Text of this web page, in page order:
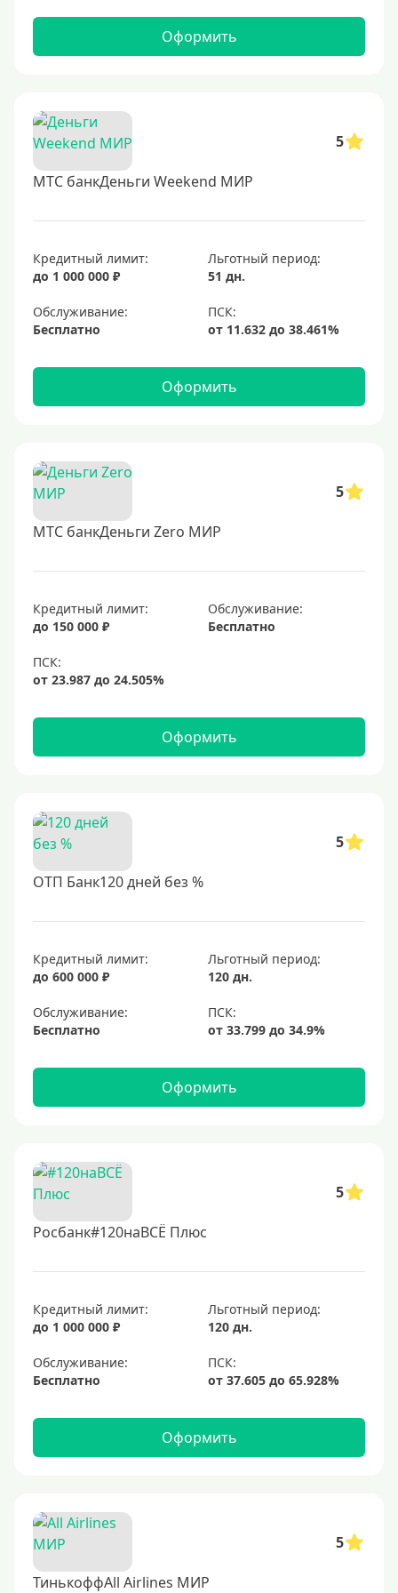
Оформить
5
МТС банкДеньги Weekend МИР
Кредитный лимит:
до 1 000 000 ₽
Льготный период:
51 дн.
Обслуживание:
Бесплатно
Оформить
5
МТС банкДеньги Zero МИР
Кредитный лимит:
до 150 000 ₽
Обслуживание:
Бесплатно
Оформить
5
ОТП Банк120 дней без %
Кредитный лимит:
до 600 000 ₽
Льготный период:
120 дн.
Обслуживание:
Бесплатно
Оформить
5
Росбанк#120наВСЁ Плюс
Кредитный лимит:
до 1 000 000 ₽
Льготный период:
120 дн.
Обслуживание:
Бесплатно
Оформить
5
ТинькоффAll Airlines МИР